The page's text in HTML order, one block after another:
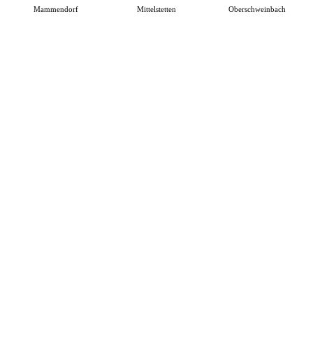
Mammendorf Mittelstetten Oberschweinbach